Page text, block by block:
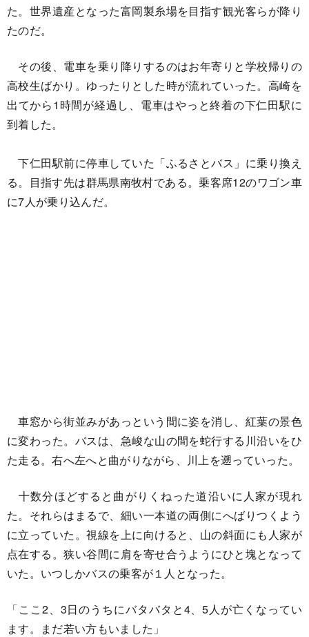
た。世界遺産となった富岡製糸場を目指す観光客らが降り
たのだ。
その後、電車を乗り降りするのはお年寄りと学校帰りの
高校生ばかり。ゆったりとした時が流れていった。高崎を
出てから1時間が経過し、電車はやっと終着の下仁田駅に
到着した。
下仁田駅前に停車していた「ふるさとバス」に乗り換え
る。目指す先は群馬県南牧村である。乗客席12のワゴン車
に7人が乗り込んだ。
車窓から街並みがあっという間に姿を消し、紅葉の景色
に変わった。バスは、急峻な山の間を蛇行する川沿いをひ
た走る。右へ左へと曲がりながら、川上を遡っていった。
十数分ほどすると曲がりくねった道沿いに人家が現れ
た。それらはまるで、細い一本道の両側にへばりつくよう
に立っていた。視線を上に向けると、山の斜面にも人家が
点在する。狭い谷間に肩を寄せ合うようにひと塊となって
いた。いつしかバスの乗客が１人となった。
「ここ2、3日のうちにバタバタと4、5人が亡くなってい
ます。まだ若い方もいました」